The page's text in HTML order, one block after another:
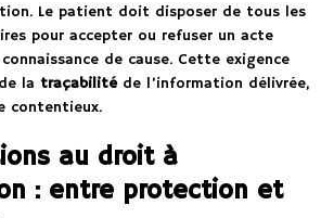
Le patient doit disposer de tous les
pour accepter ou refuser un acte
de cause. Cette exigence
la traçabilitéde l’information délivrée,
contentieux.
au droit à
: entre protection et